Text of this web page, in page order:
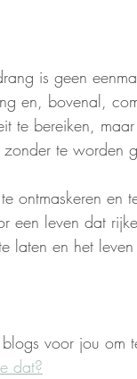
is geen
en, bovenal,
te bereiken,
zonder te worden
ontmaskeren
een leven dat
laten en het
voor jou om
dat?